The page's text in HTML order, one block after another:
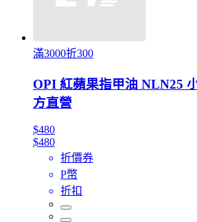
滿3000折300
OPI 紅蘋果指甲油 NLN25
方直營
$480
$480
折價券
P幣
折扣